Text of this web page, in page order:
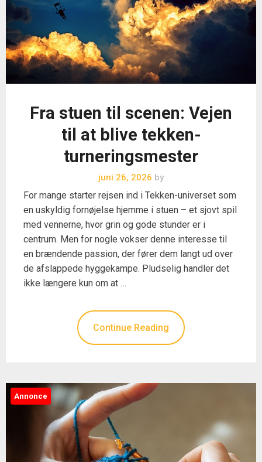
Fra stuen til scenen: Vejen
til at blive tekken-
turneringsmester
juni 26, 2026 by
For mange starter rejsen ind i Tekken-universet som
en uskyldig fornøjelse hjemme i stuen – et sjovt spil
med vennerne, hvor grin og gode stunder er i
centrum. Men for nogle vokser denne interesse til
en brændende passion, der fører dem langt ud over
de afslappede hyggekampe. Pludselig handler det
ikke længere kun om at …
Continue Reading
Annonce